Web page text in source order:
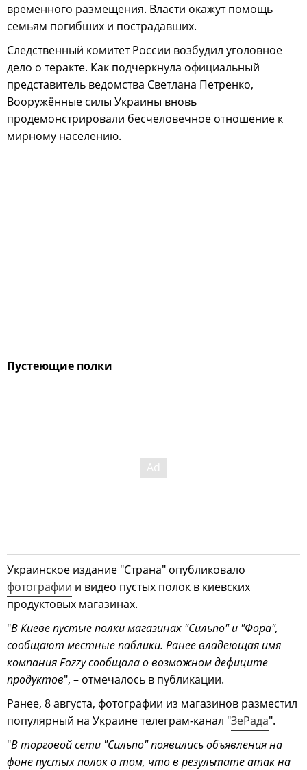
временного размещения. Власти окажут помощь
семьям погибших и пострадавших.
Следственный комитет России возбудил уголовное
дело о теракте. Как подчеркнула официальный
представитель ведомства Светлана Петренко,
Вооружённые силы Украины вновь
продемонстрировали бесчеловечное отношение к
мирному населению.
Пустеющие полки
Украинское издание "Страна" опубликовало
фотографии и видео пустых полок в киевских
продуктовых магазинах.
"В Киеве пустые полки магазинах "Сильпо" и "Фора",
сообщают местные паблики. Ранее владеющая имя
компания Fozzy сообщала о возможном дефиците
продуктов", – отмечалось в публикации.
Ранее, 8 августа, фотографии из магазинов разместил
популярный на Украине телеграм-канал "ЗеРада".
"В торговой сети "Сильпо" появились объявления на
фоне пустых полок о том, что в результате атак на